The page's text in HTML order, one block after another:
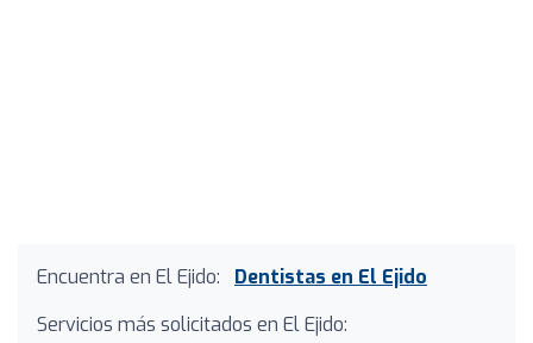
Encuentra en El Ejido:
Dentistas en El Ejido
Servicios más solicitados en El Ejido: